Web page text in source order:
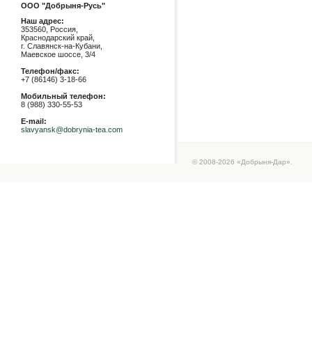
ООО "Добрыня-Русь"
Наш адрес:
353560, Россия,
Краснодарский край,
г. Славянск-на-Кубани,
Маевское шоссе, 3/4
Телефон/факс:
+7 (86146) 3-18-66
Мобильный телефон:
8 (988) 330-55-53
E-mail:
slavyansk@dobrynia-tea.com
© 2008-2026 «Добрыня-Дар».